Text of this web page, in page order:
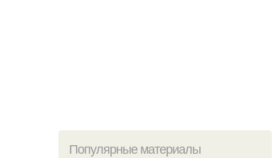
Популярные материалы